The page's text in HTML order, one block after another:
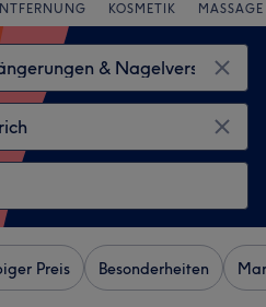
KOSMETIK MASSAGE
Preis Besonderheiten